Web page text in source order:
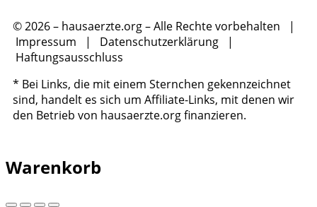
© 2026 – hausaerzte.org – Alle Rechte vorbehalten |
Impressum | Datenschutzerklärung |
Haftungsausschluss
* Bei Links, die mit einem Sternchen gekennzeichnet
sind, handelt es sich um Affiliate-Links, mit denen wir
den Betrieb von hausaerzte.org finanzieren.
Warenkorb